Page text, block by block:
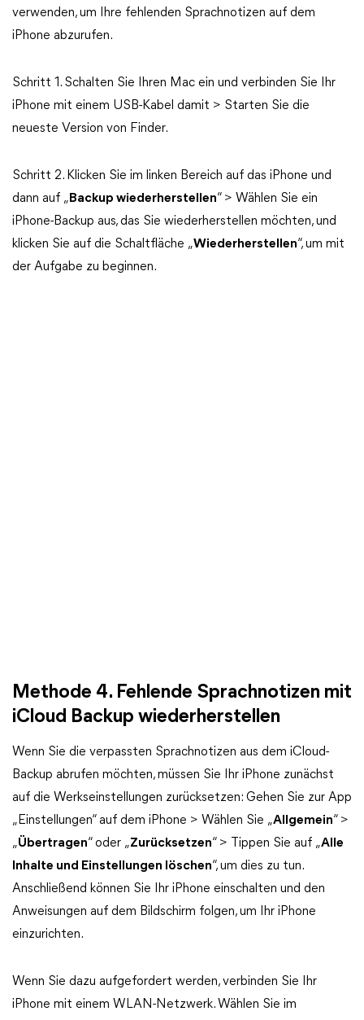
verwenden, um Ihre fehlenden Sprachnotizen auf dem
iPhone abzurufen.
Schritt 1. Schalten Sie Ihren Mac ein und verbinden Sie Ihr
iPhone mit einem USB-Kabel damit > Starten Sie die
neueste Version von Finder.
Schritt 2. Klicken Sie im linken Bereich auf das iPhone und
dann auf „ Backup wiederherstellen“ > Wählen Sie ein
iPhone-Backup aus, das Sie wiederherstellen möchten, und
klicken Sie auf die Schaltfläche „Wiederherstellen“, um mit
der Aufgabe zu beginnen.
Methode 4. Fehlende Sprachnotizen mit
iCloud Backup wiederherstellen
Wenn Sie die verpassten Sprachnotizen aus dem iCloud-
Backup abrufen möchten, müssen Sie Ihr iPhone zunächst
auf die Werkseinstellungen zurücksetzen: Gehen Sie zur App
„Einstellungen“ auf dem iPhone > Wählen Sie „Allgemein“ >
„Übertragen“ oder „Zurücksetzen“ > Tippen Sie auf „Alle
Inhalte und Einstellungen löschen“, um dies zu tun.
Anschließend können Sie Ihr iPhone einschalten und den
Anweisungen auf dem Bildschirm folgen, um Ihr iPhone
einzurichten.
Wenn Sie dazu aufgefordert werden, verbinden Sie Ihr
iPhone mit einem WLAN-Netzwerk. Wählen Sie im